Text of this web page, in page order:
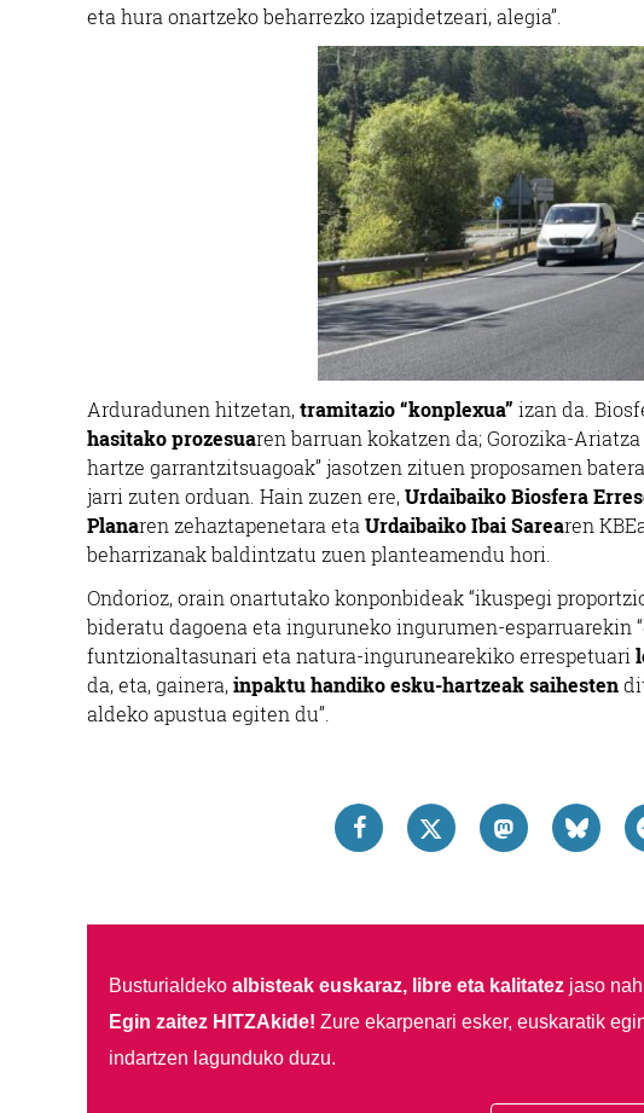
eta hura onartzeko beharrezko izapidetzeari, alegia”.
Arduradunen hitzetan,tramitazio “konplexua” izan da.
hasitako prozesuaren barruan kokatzen da; Gorozika-
hartze garrantzitsuagoak” jasotzen zituen proposamen
jarri zuten orduan. Hain zuzen ere,Urdaibaiko Biosfera
Planaren zehaztapenetara eta Urdaibaiko Ibai Sarearen
beharrizanak baldintzatu zuen planteamendu hori.
Ondorioz, orain onartutako konponbideak “ikuspegi
bideratu dagoena eta inguruneko ingurumen-esparruarekin
funtzionaltasunari eta natura-ingurunearekiko errespetuari
da, eta, gainera,inpaktu handiko esku-hartzeak saihesten
aldeko apustua egiten du”.
Busturialdeko albisteak euskaraz, libre eta kalitatezjaso
Egin zaitez HITZAkide! Zure ekarpenari esker, euskaratik
indartzen lagunduko duzu.